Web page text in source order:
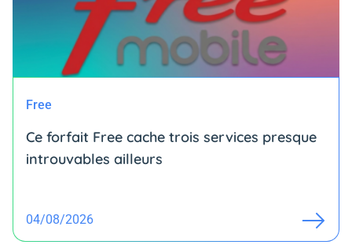
Free
Ce forfait Free cache trois services presque
introuvables ailleurs
04/08/2026